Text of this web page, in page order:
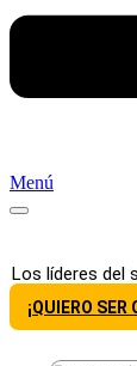
Menú
Los líderes del
¡QUIERO SER